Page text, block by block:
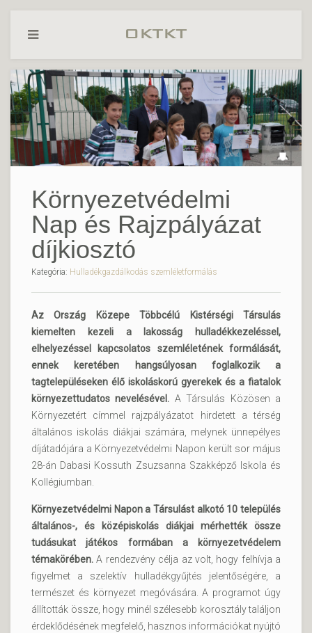
Környezetvédelmi
Nap és Rajzpályázat
díjkiosztó
Kategória: Hulladékgazdálkodás szemléletformálás
Az Ország Közepe Többcélú Kistérségi Társulás
kiemelten kezeli a lakosság hulladékkezeléssel,
elhelyezéssel kapcsolatos szemléletének formálását,
ennek keretében hangsúlyosan foglalkozik a
tagtelepüléseken élő iskoláskorú gyerekek és a fiatalok
környezettudatos nevelésével. A Társulás Közösen a
Környezetért címmel rajzpályázatot hirdetett a térség
általános iskolás diákjai számára, melynek ünnepélyes
díjátadójára a Környezetvédelmi Napon került sor május
28-án Dabasi Kossuth Zsuzsanna Szakképző Iskola és
Kollégiumban.
Környezetvédelmi Napon a Társulást alkotó 10 település
általános-, és középiskolás diákjai mérhették össze
tudásukat játékos formában a környezetvédelem
témakörében. A rendezvény célja az volt, hogy felhívja a
figyelmet a szelektív hulladékgyűjtés jelentőségére, a
természet és környezet megóvására. A programot úgy
állították össze, hogy minél szélesebb korosztály találjon
érdeklődésének megfelelő, hasznos információkat nyújtó